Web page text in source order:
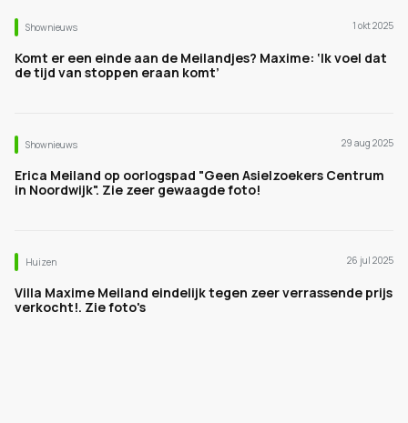
Shownieuws 1 okt 2025
Komt er een einde aan de Meilandjes? Maxime: ‘Ik voel dat
de tijd van stoppen eraan komt’
Shownieuws 29 aug 2025
Erica Meiland op oorlogspad "Geen Asielzoekers Centrum
in Noordwijk". Zie zeer gewaagde foto!
Huizen 26 jul 2025
Villa Maxime Meiland eindelijk tegen zeer verrassende prijs
verkocht!. Zie foto's